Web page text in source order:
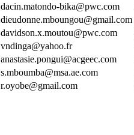
dacin.matondo-bika@pwc.com
dieudonne.mboungou@gmail.com
davidson.x.moutou@pwc.com
vndinga@yahoo.fr
anastasie.pongui@acgeec.com
s.mboumba@msa.ae.com
r.oyobe@gmail.com